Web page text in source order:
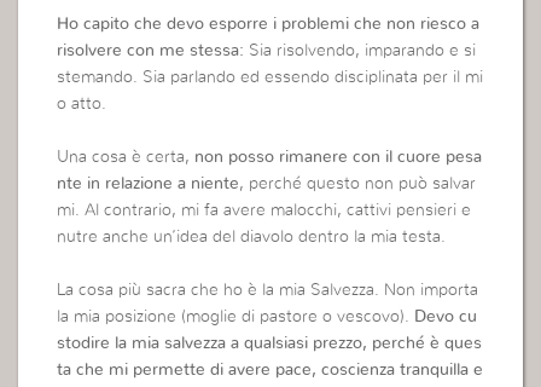
Ho capito che devo esporre i problemi che non riesco a
risolvere con me stessa: Sia risolvendo, imparando e si
stemando. Sia parlando ed essendo disciplinata per il mi
o atto.
Una cosa è certa, non posso rimanere con il cuore pesa
nte in relazione a niente, perché questo non può salvar
mi. Al contrario, mi fa avere malocchi, cattivi pensieri e
nutre anche un’idea del diavolo dentro la mia testa.
La cosa più sacra che ho è la mia Salvezza. Non importa
la mia posizione (moglie di pastore o vescovo). Devo cu
stodire la mia salvezza a qualsiasi prezzo, perché è ques
ta che mi permette di avere pace, coscienza tranquilla e